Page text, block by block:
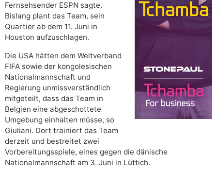
Fernsehsender ESPN sagte.
Bislang plant das Team, sein
Quartier ab dem 11. Juni in
Houston aufzuschlagen.
Die USA hätten dem Weltverband
FIFA sowie der kongolesischen
Nationalmannschaft und
Regierung unmissverständlich
mitgeteilt, dass das Team in
Belgien eine abgeschottete
Umgebung einhalten müsse, so
Giuliani. Dort trainiert das Team
derzeit und bestreitet zwei
Vorbereitungsspiele, eines gegen die dänische
Nationalmannschaft am 3. Juni in Lüttich.